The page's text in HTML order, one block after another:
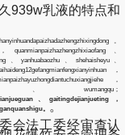
939w乳液的特点和
。
、
、yanhuabaozhu、shehaisheyu、
，
，
、wumangqu；
、gaitingdejianjueting，
。 。
法工委经审查认